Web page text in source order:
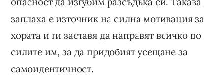
заплаха е източник на силна мотивация за
хората и ги заставя да направят всичко по
силите им, за да придобият усещане за
самоидентичност.